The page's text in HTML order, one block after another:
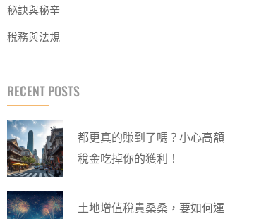
秘訣與秘辛
稅務與法規
RECENT POSTS
都更真的賺到了嗎？小心高額
稅金吃掉你的獲利！
土地增值稅貴桑桑，要如何運